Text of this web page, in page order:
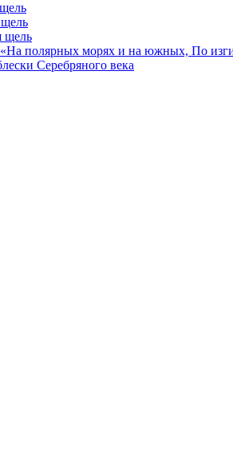
щель
«На полярных морях и на южных, По
Серебряного века